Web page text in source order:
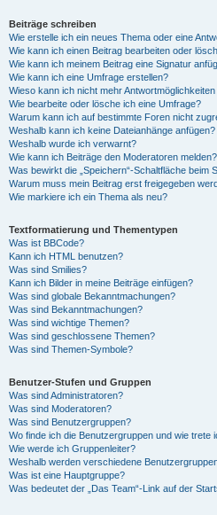
Beiträge schreiben
Wie erstelle ich ein neues Thema oder eine
Wie kann ich einen Beitrag bearbeiten oder
Wie kann ich meinem Beitrag eine Signatur
Wie kann ich eine Umfrage erstellen?
Wieso kann ich nicht mehr
Wie bearbeite oder lösche ich eine Umfrage?
Warum kann ich auf bestimmte Foren nicht
Weshalb kann ich keine Dateianhänge anfügen?
Weshalb wurde ich verwarnt?
Wie kann ich Beiträge den Moderatoren melden?
Was bewirkt die „Speichern“-Schaltfläche beim
Warum muss mein Beitrag erst freigegeben
Wie markiere ich ein Thema als neu?
Textformatierung und Thementypen
Was ist BBCode?
Kann ich HTML benutzen?
Was sind Smilies?
Kann ich Bilder in meine Beiträge einfügen?
Was sind globale Bekanntmachungen?
Was sind Bekanntmachungen?
Was sind wichtige Themen?
Was sind geschlossene Themen?
Was sind Themen-Symbole?
Benutzer-Stufen und Gruppen
Was sind Administratoren?
Was sind Moderatoren?
Was sind Benutzergruppen?
Wo finde ich die Benutzergruppen und wie trete
Wie werde ich Gruppenleiter?
Weshalb werden verschiedene
Was ist eine Hauptgruppe?
Was bedeutet der „Das Team“-Link auf der